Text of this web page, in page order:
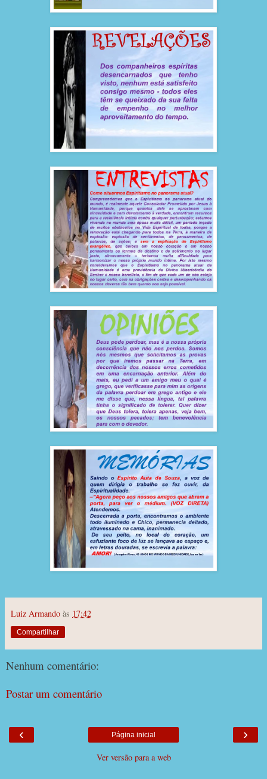
Luiz Armando às 17:42
Compartilhar
Nenhum comentário:
Postar um comentário
‹ ›
Página inicial
Ver versão para a web